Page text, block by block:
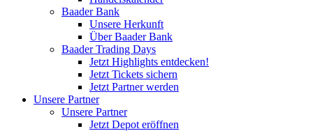
Baader Bank
Unsere Herkunft
Über Baader Bank
Baader Trading Days
Jetzt Highlights entdecken!
Jetzt Tickets sichern
Jetzt Partner werden
Unsere Partner
Unsere Partner
Jetzt Depot eröffnen